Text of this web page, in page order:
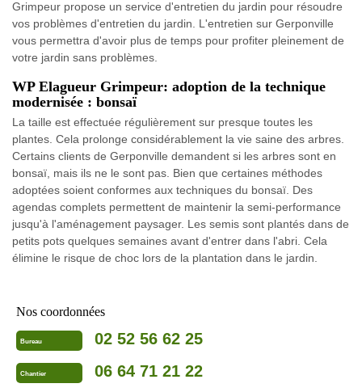
Grimpeur propose un service d'entretien du jardin pour résoudre
vos problèmes d'entretien du jardin. L'entretien sur Gerponville
vous permettra d'avoir plus de temps pour profiter pleinement de
votre jardin sans problèmes.
WP Elagueur Grimpeur: adoption de la technique
modernisée : bonsaï
La taille est effectuée régulièrement sur presque toutes les
plantes. Cela prolonge considérablement la vie saine des arbres.
Certains clients de Gerponville demandent si les arbres sont en
bonsaï, mais ils ne le sont pas. Bien que certaines méthodes
adoptées soient conformes aux techniques du bonsaï. Des
agendas complets permettent de maintenir la semi-performance
jusqu'à l'aménagement paysager. Les semis sont plantés dans de
petits pots quelques semaines avant d'entrer dans l'abri. Cela
élimine le risque de choc lors de la plantation dans le jardin.
Nos coordonnées
Bureau 02 52 56 62 25
Chantier 06 64 71 21 22